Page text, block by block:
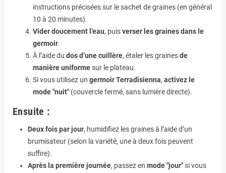
instructions précisées sur le sachet de graines (en général
10 à 20 minutes).
Vider doucement l’eau, puisverser les graines dans le
germoir.
À l’aide du dos d’une cuillère, étaler les grainesde
manière uniformesur le plateau.
Si vous utilisez un germoir Terradisienna, activez le
mode "nuit" (couvercle fermé, sans lumière directe).
Ensuite :
Deux fois par jour, humidifiez les graines à l’aide d’un
brumisateur (selon la variété, une à deux fois peuvent
suffire).
Après la première journée, passez en mode "jour"si vous